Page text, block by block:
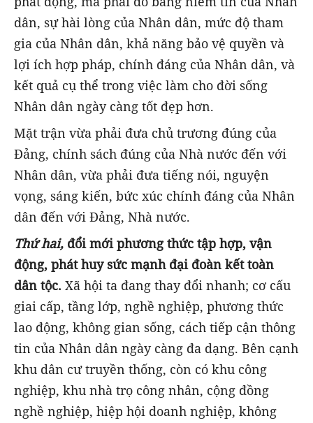
dân, sự hài lòng của Nhân dân, mức độ tham
gia của Nhân dân, khả năng bảo vệ quyền và
lợi ích hợp pháp, chính đáng của Nhân dân, và
kết quả cụ thể trong việc làm cho đời sống
Nhân dân ngày càng tốt đẹp hơn.
Mặt trận vừa phải đưa chủ trương đúng của
Đảng, chính sách đúng của Nhà nước đến với
Nhân dân, vừa phải đưa tiếng nói, nguyện
vọng, sáng kiến, bức xúc chính đáng của Nhân
dân đến với Đảng, Nhà nước.
Thứ hai, đổi mới phương thức tập hợp, vận
động, phát huy sức mạnh đại đoàn kết toàn
dân tộc. Xã hội ta đang thay đổi nhanh; cơ cấu
giai cấp, tầng lớp, nghề nghiệp, phương thức
lao động, không gian sống, cách tiếp cận thông
tin của Nhân dân ngày càng đa dạng. Bên cạnh
khu dân cư truyền thống, còn có khu công
nghiệp, khu nhà trọ công nhân, cộng đồng
nghề nghiệp, hiệp hội doanh nghiệp, không